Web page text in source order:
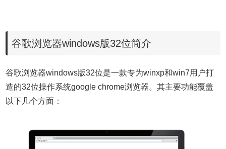
谷歌浏览器windows版32位简介
谷歌浏览器windows版32位是一款专为winxp和win7用户打
造的32位操作系统google chrome浏览器。其主要功能覆盖
以下几个方面：